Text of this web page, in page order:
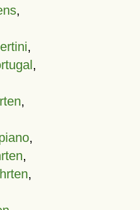
,
,
,
,
,
,
,